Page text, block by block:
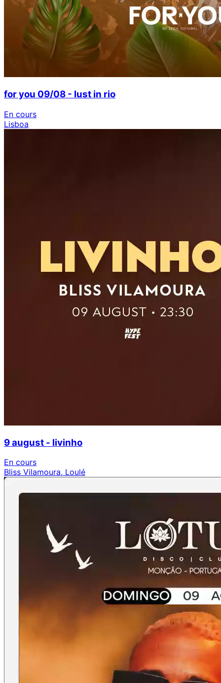
for you 09/08 - lust in rio
En cours
Lisboa
9 august - livinho
En cours
Bliss Vilamoura, Loulé